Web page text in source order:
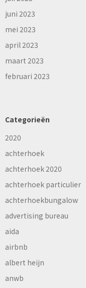
juni 2023
mei 2023
april 2023
maart 2023
februari 2023
Categorieën
2020
achterhoek
achterhoek 2020
achterhoek particulier
achterhoekbungalow
advertising bureau
aida
airbnb
albert heijn
anwb